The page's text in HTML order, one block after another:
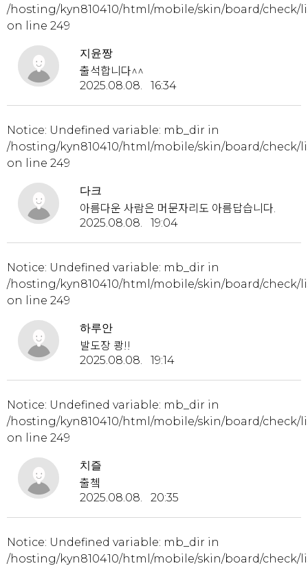
/hosting/kyn810410/html/mobile/skin/board/check/
on line 249
지윤짱
출석합니다^^
2025.08.08. 16:34
Notice: Undefined variable: mb_dir in
/hosting/kyn810410/html/mobile/skin/board/check/
on line 249
다크
아름다운 사람은 머문자리도 아름답습니다.
2025.08.08. 19:04
Notice: Undefined variable: mb_dir in
/hosting/kyn810410/html/mobile/skin/board/check/
on line 249
하루안
발도장 쾅!!
2025.08.08. 19:14
Notice: Undefined variable: mb_dir in
/hosting/kyn810410/html/mobile/skin/board/check/
on line 249
치즐
출쳌
2025.08.08. 20:35
Notice: Undefined variable: mb_dir in
/hosting/kyn810410/html/mobile/skin/board/check/